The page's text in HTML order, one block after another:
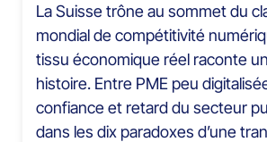
La Suisse trône au sommet du
mondial de compétitivité
tissu économique réel raconte
histoire. Entre PME peu
confiance et retard du secteur
dans les dix paradoxes d’une